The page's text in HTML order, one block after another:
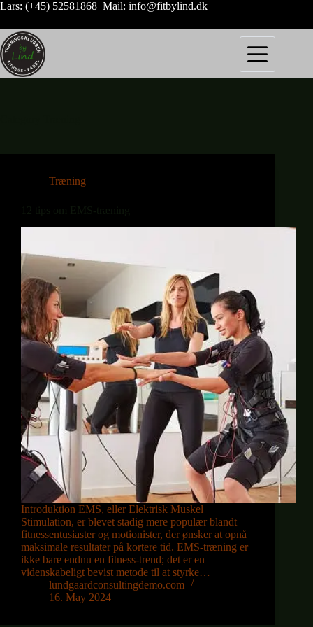
Skip
content
Lars: (+45) 52581868 Mail: info@fitbylind.dk
Træning
Introduktion EMS, eller Elektrisk Muskel
Stimulation, er blevet stadig mere populær blandt
fitnessentusiaster og motionister, der ønsker at opnå
maksimale resultater på kortere tid. EMS-træning er
ikke bare endnu en fitness-trend; det er en
videnskabeligt bevist metode til at styrke…
lundgaardconsultingdemo.com
16. May 2024